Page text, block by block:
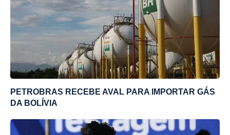
PETROBRAS RECEBE AVAL PARA IMPORTAR GÁS
DA BOLÍVIA